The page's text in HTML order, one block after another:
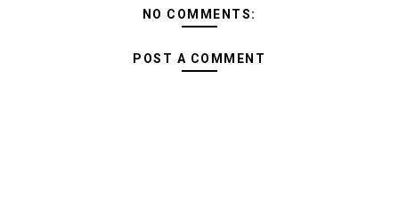
NO COMMENTS:
POST A COMMENT